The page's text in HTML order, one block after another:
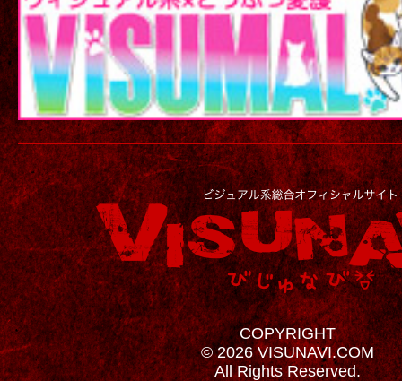
COPYRIGHT
© 2026 VISUNAVI.COM
All Rights Reserved.